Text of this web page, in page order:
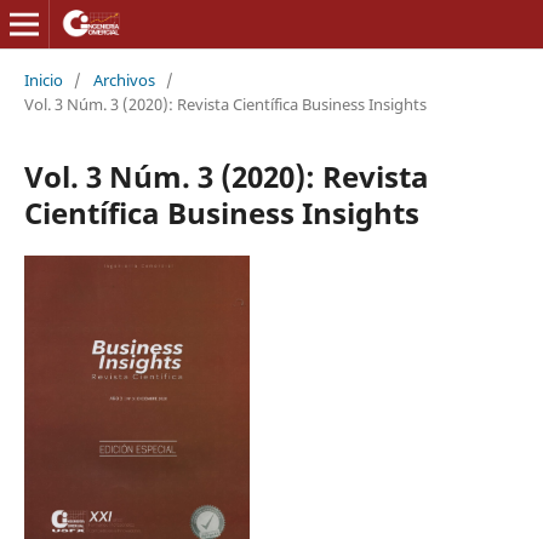
Inicio / Archivos /
Vol. 3 Núm. 3 (2020): Revista Científica Business Insights
Vol. 3 Núm. 3 (2020): Revista
Científica Business Insights